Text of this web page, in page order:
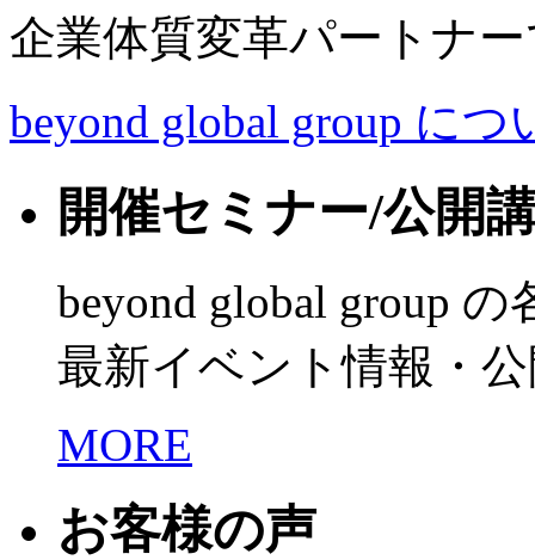
企業体質変革パートナ
beyond global group につ
開催セミナー/公開
beyond global group の
最新イベント情報・
MORE
お客様の声